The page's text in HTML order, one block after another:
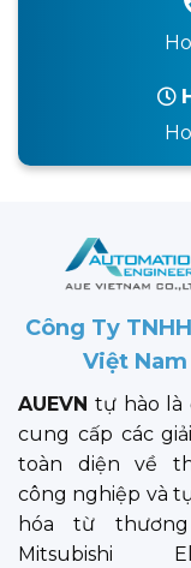
Công Ty
Việt Nam
AUEVN tự hào là
cung cấp các
toàn diện về
công nghiệp và
hóa từ
Mitsubishi